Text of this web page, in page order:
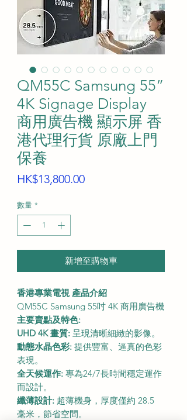
QM55C Samsung 55”
4K Signage Display
商用廣告機 顯示屏 香
港代理行貨 原廠上門
保養
HK$13,800.00價
數量 *
新增至購物車
香港專業電視 產品介紹
QM55C Samsung 55吋 4K 商用廣告機
主要賣點及特色:
UHD 4K 畫質: 呈現清晰細緻的影像。
動態水晶色彩: 提供豐富、逼真的色彩
表現。
全天候運作: 專為24/7長時間穩定運作
而設計。
纖薄設計: 超薄機身，厚度僅約 28.5
毫米，節省空間。